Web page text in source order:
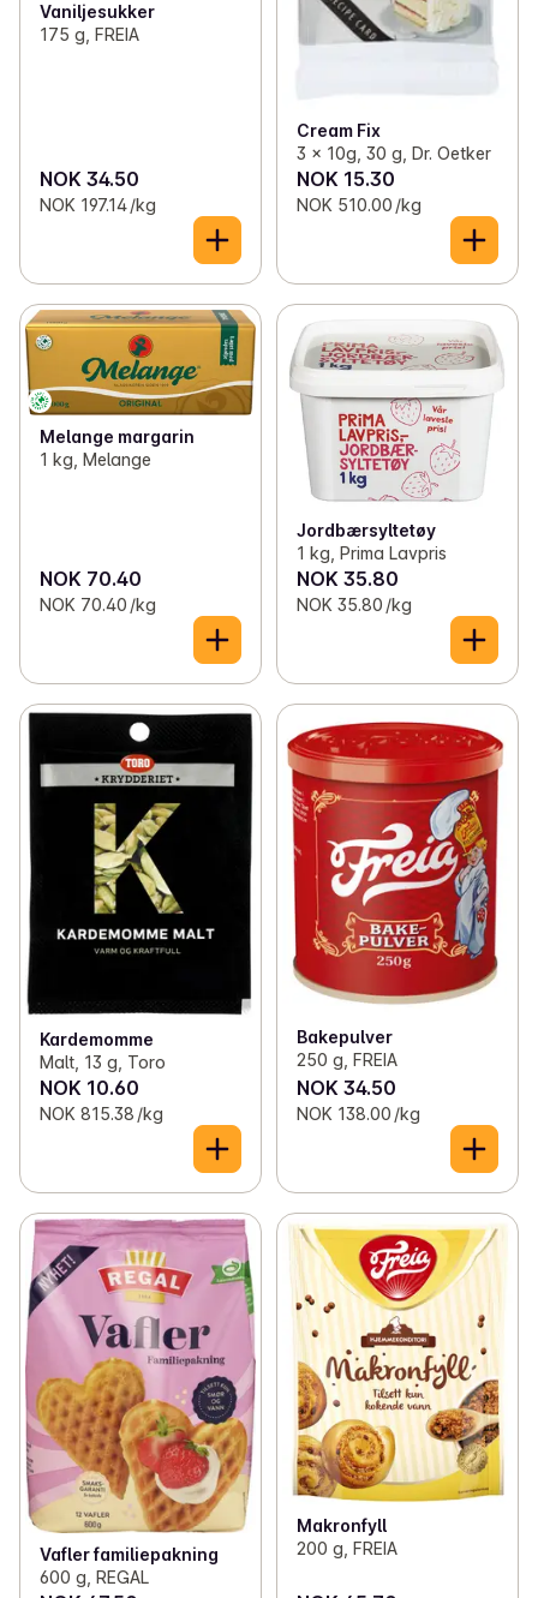
Vaniljesukker
175 g, FREIA
NOK 34.50
NOK 197.14 /kg
Cream Fix
3 x 10g, 30 g, Dr. Oetker
NOK 15.30
NOK 510.00 /kg
Melange margarin
1 kg, Melange
NOK 70.40
NOK 70.40 /kg
Jordbærsyltetøy
1 kg, Prima Lavpris
NOK 35.80
NOK 35.80 /kg
Kardemomme
Malt, 13 g, Toro
NOK 10.60
NOK 815.38 /kg
Bakepulver
250 g, FREIA
NOK 34.50
NOK 138.00 /kg
Vafler familiepakning
600 g, REGAL
Makronfyll
200 g, FREIA